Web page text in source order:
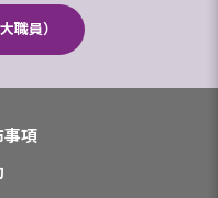
職員）
事項